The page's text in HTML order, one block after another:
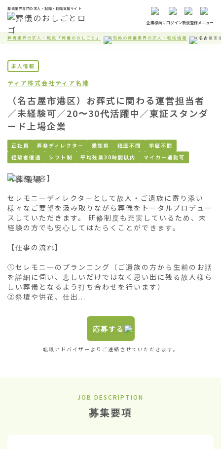
葬儀業界専門の求人・就職・転職支援サイト
企業様向けログイン新規登録メニュー
葬儀業界の求人・転職「葬儀のおしごと」 愛知県の葬儀業界の求人・転職情報 （名古屋市
求人情報
ティア株式会社ティア名港
（名古屋市港区）お葬式に関わる運営担当者
／未経験可／20〜30代活躍中／東証スタンダ
ード上場企業
正社員 葬祭ディレクター 愛知県 経歴不問
学歴不問
経験者優遇
シフト制 平均残業30時間以内 マイカー通勤可
【職務内容】
セレモニーディレクターとして故人・ご遺族に寄り添い
様々なご要望を汲み取りながら葬儀をトータルプロデュー
スしていただきます。 研修制度も充実しているため、未
経験の方でも安心してはたらくことができます。
【仕事の流れ】
①セレモニーのプランニング（ご遺族の方から生前のお話
を詳細に伺い、悲しいだけではなく思い出に残る故人様ら
しい葬儀となるよう打ち合わせを行います）
②祭壇や供花、仕出...
応募する
転職アドバイザーよりご連絡させていただきます。
JOB DESCRIPTION
募集要項